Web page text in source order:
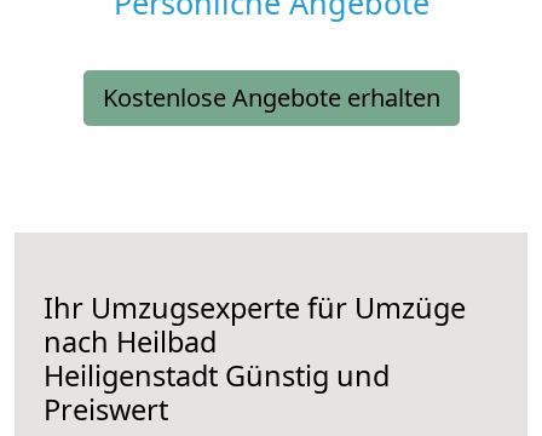
Kostenlose Angebote erhalten
Ihr Umzugsexperte für Umzüge
nach Heilbad
Heiligenstadt Günstig und
Preiswert